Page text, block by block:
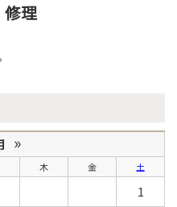
修理
»
木 金 土
1